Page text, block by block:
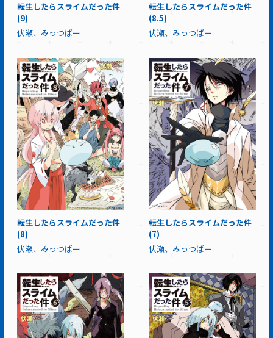
転生したらスライムだった件
(9)
伏瀬、みっつばー
転生したらスライムだった件
(8.5)
伏瀬、みっつばー
転生したらスライムだった件
(8)
伏瀬、みっつばー
転生したらスライムだった件
(7)
伏瀬、みっつばー